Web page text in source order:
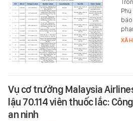
XÃ
Vụ cơ trưởng Malaysia
lậu 70.114 viên thuốc lắc:
an ninh